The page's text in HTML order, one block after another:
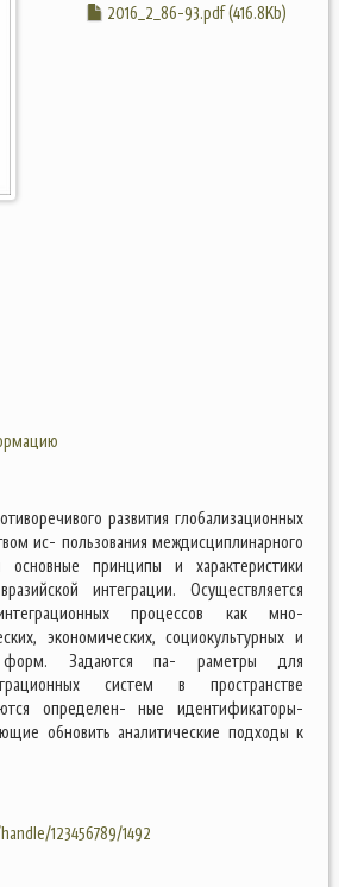
2016_2_86-93.pdf (416.8Kb)
развития глобализационных
ис- пользования междисциплинарного
основные принципы и характеристики
интеграции. Осуществляется
процессов как мно-
экономических, социокультурных и
форм. Задаются па- раметры для
систем в пространстве
определен- ные идентификаторы-
обновить аналитические подходы к
123456789/1492